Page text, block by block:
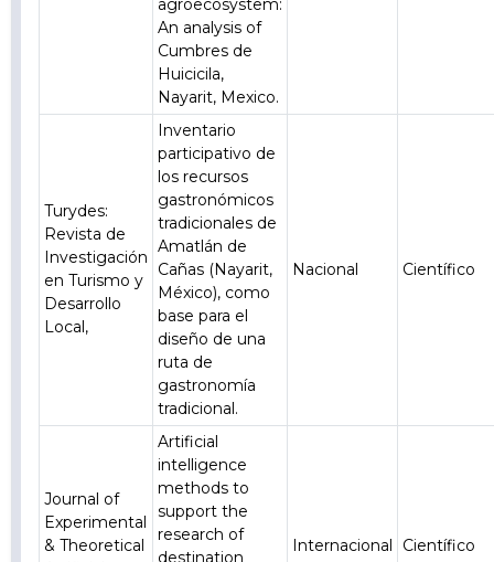
agroecosystem:
An analysis of
Cumbres de
Huicicila,
Nayarit, Mexico.
Turydes:
Revista de
Investigación
en Turismo y
Desarrollo
Local,
Inventario
participativo de
los recursos
gastronómicos
tradicionales de
Amatlán de
Cañas (Nayarit,
México), como
base para el
diseño de una
ruta de
gastronomía
tradicional.
Nacional Científico
Journal of
Experimental
& Theoretical
Artificial
intelligence
methods to
support the
research of
destination
Internacional Científico